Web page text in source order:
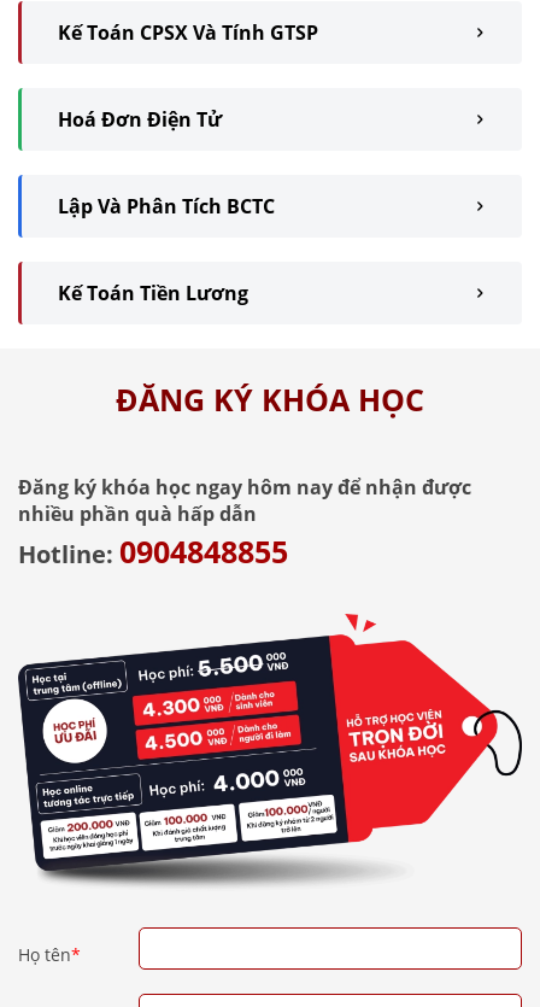
Kế Toán CPSX Và Tính GTSP
Hoá Đơn Điện Tử
Lập Và Phân Tích BCTC
Kế Toán Tiền Lương
ĐĂNG KÝ KHÓA HỌC
Đăng ký khóa học ngay hôm nay để nhận được
nhiều phần quà hấp dẫn
Hotline: 0904848855
Họ tên*